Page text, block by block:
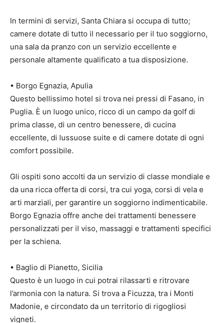
In termini di servizi, Santa Chiara si occupa di tutto;
camere dotate di tutto il necessario per il tuo soggiorno,
una sala da pranzo con un servizio eccellente e
personale altamente qualificato a tua disposizione.
• Borgo Egnazia, Apulia
Questo bellissimo hotel si trova nei pressi di Fasano, in
Puglia. È un luogo unico, ricco di un campo da golf di
prima classe, di un centro benessere, di cucina
eccellente, di lussuose suite e di camere dotate di ogni
comfort possibile.
Gli ospiti sono accolti da un servizio di classe mondiale e
da una ricca offerta di corsi, tra cui yoga, corsi di vela e
arti marziali, per garantire un soggiorno indimenticabile.
Borgo Egnazia offre anche dei trattamenti benessere
personalizzati per il viso, massaggi e trattamenti specifici
per la schiena.
• Baglio di Pianetto, Sicilia
Questo è un luogo in cui potrai rilassarti e ritrovare
l’armonia con la natura. Si trova a Ficuzza, tra i Monti
Madonie, e circondato da un territorio di rigogliosi
vigneti.